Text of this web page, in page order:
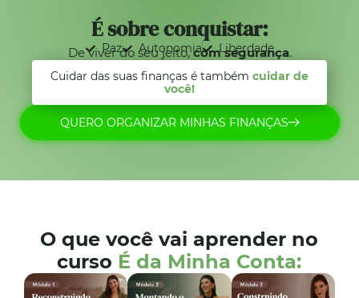
É sobre conquistar:
Paz Autonomia Liberdade
De viver do seu jeito,com segurança.
Cuidar das suas finanças é também cuidar de
você!
QUERO ORGANIZAR MINHAS FINANÇAS
O que você vai aprender no
curso É da Minha Conta: